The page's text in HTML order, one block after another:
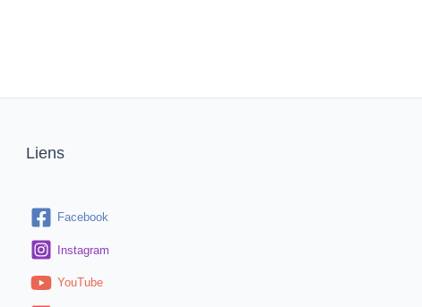
Liens
Facebook
Instagram
YouTube